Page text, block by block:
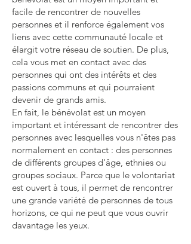
facile de rencontrer de nouvelles
personnes et il renforce également vos
liens avec cette communauté locale et
élargit votre réseau de soutien. De plus,
cela vous met en contact avec des
personnes qui ont des intérêts et des
passions communs et qui pourraient
devenir de grands amis.
En fait, le bénévolat est un moyen
important et intéressant de rencontrer des
personnes avec lesquelles vous n'êtes pas
normalement en contact : des personnes
de différents groupes d'âge, ethnies ou
groupes sociaux. Parce que le volontariat
est ouvert à tous, il permet de rencontrer
une grande variété de personnes de tous
horizons, ce qui ne peut que vous ouvrir
davantage les yeux.